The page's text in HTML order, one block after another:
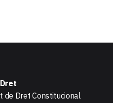
de Dret Constitucional